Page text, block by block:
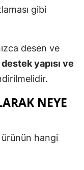
gibi
desen ve
yapısı ve
NEYE
hangi